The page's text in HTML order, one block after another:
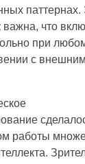
паттернах.
важна, что
при
с внешним
работы